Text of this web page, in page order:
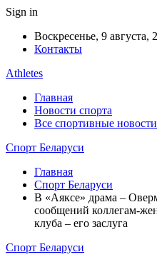
Sign in
Воскресенье, 9 августа,
Контакты
Athletes
Главная
Новости спорта
Все спортивные новости
Спорт Беларуси
Главная
Спорт Беларуси
В «Аяксе» драма –
сообщений коллегам-
клуба – его заслуга
Спорт Беларуси